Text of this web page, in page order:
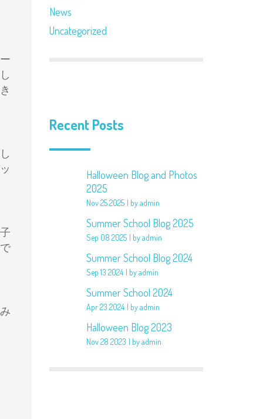
News
Uncategorized
Recent Posts
Halloween Blog and Photos
2025
Nov 25 2025 by admin
Summer School Blog 2025
Sep 08 2025 by admin
Summer School Blog 2024
Sep 13 2024 by admin
Summer School 2024
Apr 23 2024 by admin
Halloween Blog 2023
Nov 28 2023 by admin